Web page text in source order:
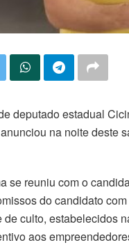
deputado estadual
anunciou na noite deste
se reuniu com o
do candidato
de culto, estabelecidos
aos